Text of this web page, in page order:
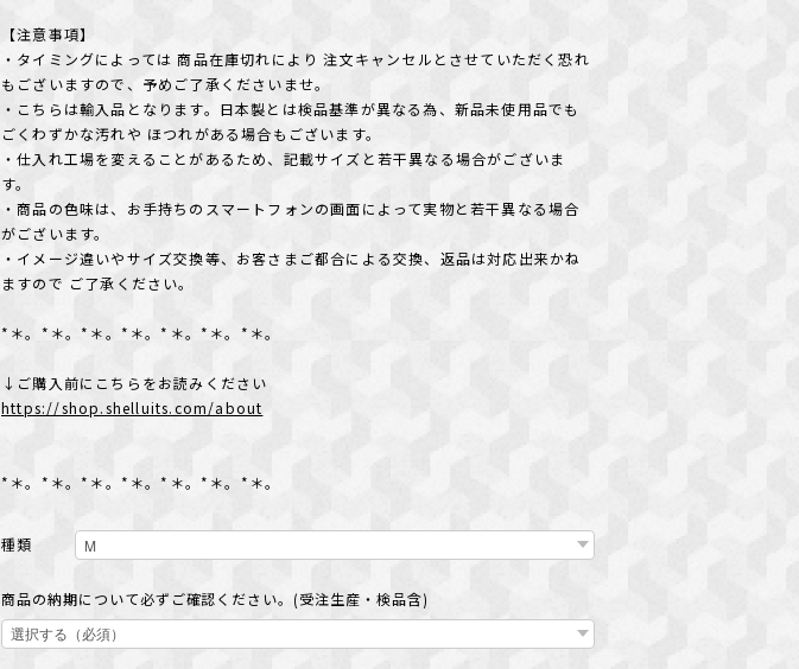
【注意事項】
・タイミングによっては 商品在庫切れにより 注文キャンセルとさせていただく恐れ
もございますので、予めご了承くださいませ。
・こちらは輸入品となります。日本製とは検品基準が異なる為、新品未使用品でも
ごくわずかな汚れや ほつれがある場合もございます。
・仕入れ工場を変えることがあるため、記載サイズと若干異なる場合がございま
す。
・商品の色味は、お手持ちのスマートフォンの画面によって実物と若干異なる場合
がございます。
・イメージ違いやサイズ交換等、お客さまご都合による交換、返品は対応出来かね
ますので ご了承ください。
*＊。*＊。*＊。*＊。*＊。*＊。*＊。
↓ご購入前にこちらをお読みください
https://shop.shelluits.com/about
*＊。*＊。*＊。*＊。*＊。*＊。*＊。
種類
商品の納期について必ずご確認ください。(受注生産・検品含)